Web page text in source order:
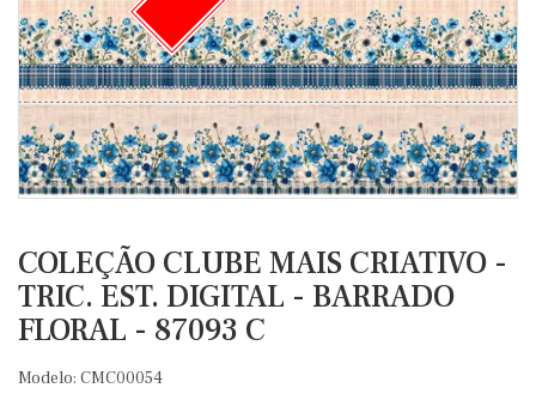
COLEÇÃO CLUBE MAIS CRIATIVO -
TRIC. EST. DIGITAL - BARRADO
FLORAL - 87093 C
Modelo: CMC00054